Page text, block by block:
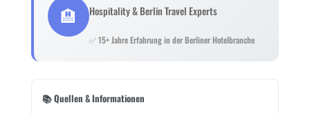
🏨 Hospitality & Berlin Travel Experts
✅ 15+ Jahre Erfahrung in der Berliner Hotelbranche
📚 Quellen & Informationen